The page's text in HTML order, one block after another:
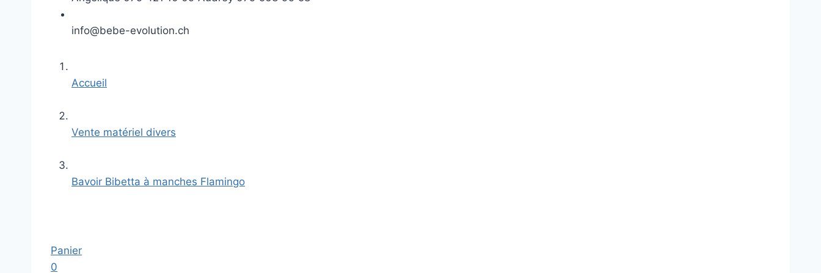
info@bebe-evolution.ch
Accueil
Vente matériel divers
Bavoir Bibetta à manches Flamingo
Panier
0